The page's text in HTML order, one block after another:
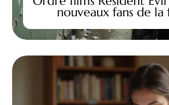
nouveaux fans de la